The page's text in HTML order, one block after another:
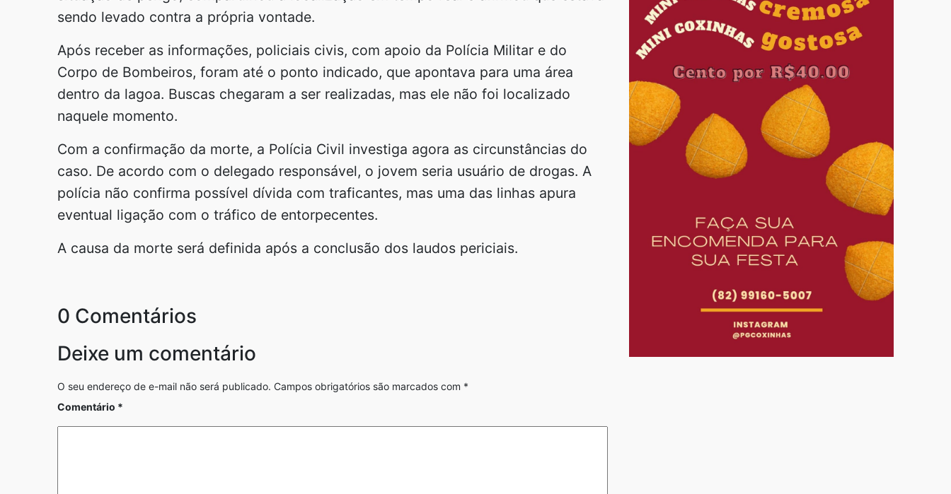
sendo levado contra a própria vontade.
Após receber as informações, policiais civis, com apoio da Polícia Militar e do
Corpo de Bombeiros, foram até o ponto indicado, que apontava para uma área
dentro da lagoa. Buscas chegaram a ser realizadas, mas ele não foi localizado
naquele momento.
Com a confirmação da morte, a Polícia Civil investiga agora as circunstâncias do
caso. De acordo com o delegado responsável, o jovem seria usuário de drogas. A
polícia não confirma possível dívida com traficantes, mas uma das linhas apura
eventual ligação com o tráfico de entorpecentes.
A causa da morte será definida após a conclusão dos laudos periciais.
0 Comentários
Deixe um comentário
O seu endereço de e-mail não será publicado. Campos obrigatórios são marcados com *
Comentário *